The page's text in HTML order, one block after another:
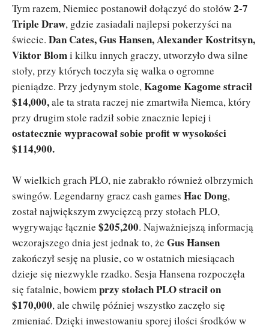
Tym razem, Niemiec postanowił dołączyć do stołów2-7
Triple Draw, gdzie zasiadali najlepsi pokerzyści na
świecie. Dan Cates, Gus Hansen, Alexander Kostritsyn,
Viktor Blomi kilku innych graczy, utworzyło dwa silne
stoły, przy których toczyła się walka o ogromne
pieniądze. Przy jedynym stole,Kagome Kagome stracił
$14,000,ale ta strata raczej nie zmartwiła Niemca, który
przy drugim stole radził sobie znacznie lepiej i
ostatecznie wypracował sobie profit w wysokości
$114,900.
W wielkich grach PLO, nie zabrakło również olbrzymich
swingów. Legendarny gracz cash games Hac Dong,
został największym zwycięzcą przy stołach PLO,
wygrywając łącznie $205,200. Najważniejszą informacją
wczorajszego dnia jest jednak to, że Gus Hansen
zakończył sesję na plusie, co w ostatnich miesiącach
dzieje się niezwykle rzadko. Sesja Hansena rozpoczęła
się fatalnie, bowiemprzy stołach PLO stracił on
$170,000, ale chwilę później wszystko zaczęło się
zmieniać. Dzięki inwestowaniu sporej ilości środków w